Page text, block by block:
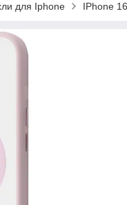
для Iphone IPhone